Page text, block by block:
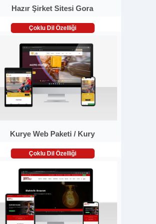
Hazır Şirket Sitesi Gora
Çoklu Dil Özelliği
Kurye Web Paketi / Kury
Çoklu Dil Özelliği